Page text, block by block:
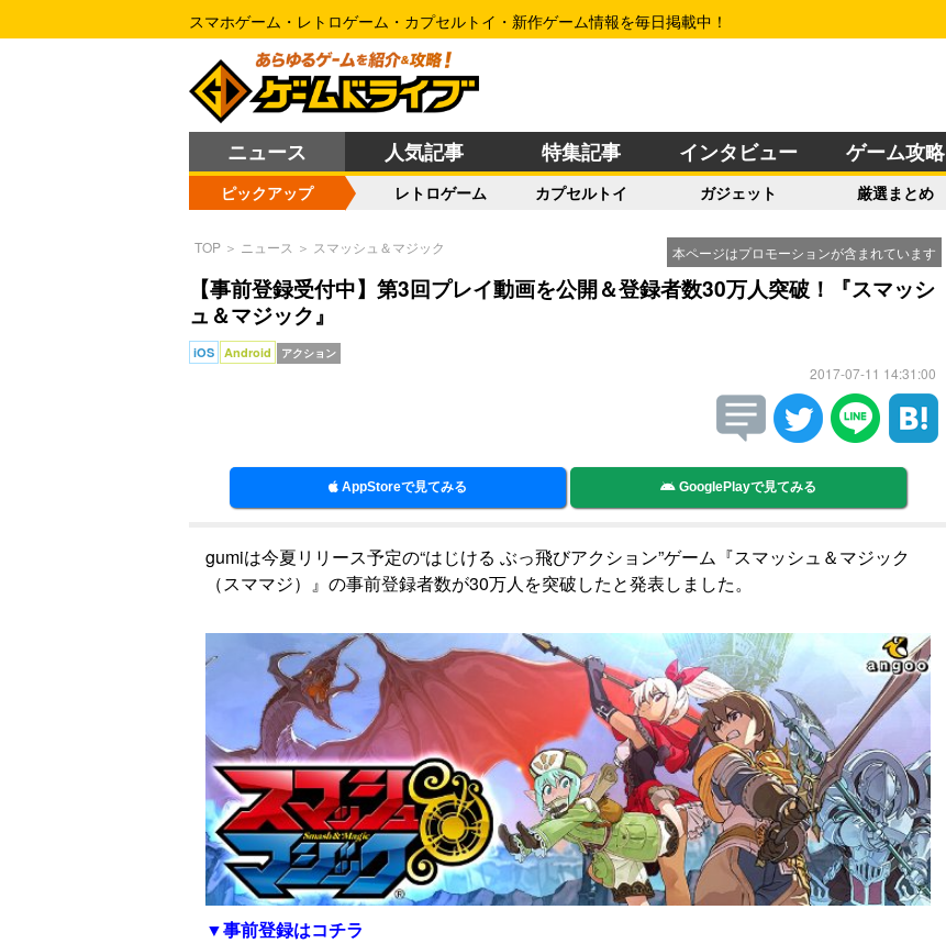
スマホゲーム・レトロゲーム・カプセルトイ・新作ゲーム情報を毎日掲載中！
ニュース 人気記事 特集記事 インタビュー ゲーム攻略
ピックアップ レトロゲーム カプセルトイ ガジェット 厳選まとめ
本ページはプロモーションが含まれています
TOP ＞ ニュース ＞ スマッシュ＆マジック
【事前登録受付中】第3回プレイ動画を公開＆登録者数30万人突破！『スマッシ
ュ＆マジック』
iOS Android アクション
2017-07-11 14:31:00
AppStoreで見てみる GooglePlayで見てみる
gumiは今夏リリース予定の“はじける ぶっ飛びアクション”ゲーム『スマッシュ＆マジック
（スママジ）』の事前登録者数が30万人を突破したと発表しました。
▼事前登録はコチラ